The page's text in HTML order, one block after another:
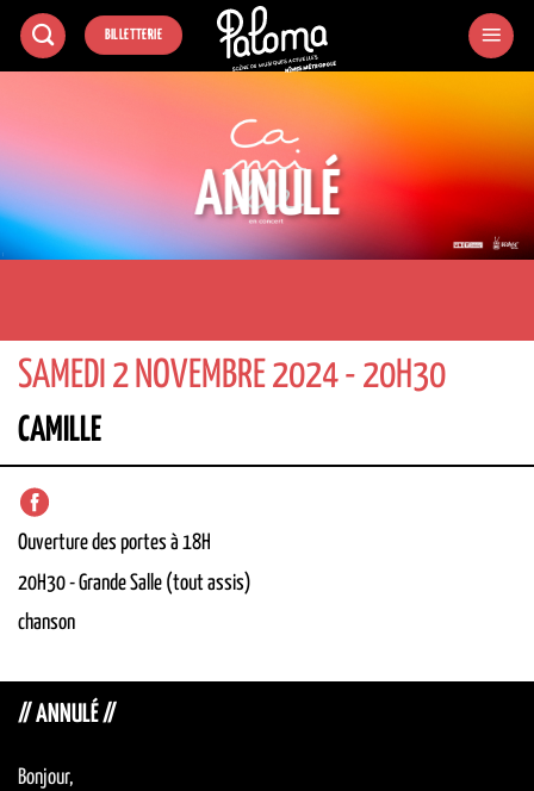
Passer
BILLETTERIE
ANNULÉ
SAMEDI 2 NOVEMBRE 2024 - 20H30
CAMILLE
Ouverture des portes à 18H
20H30-Grande Salle (tout assis)
chanson
// ANNULÉ //
Bonjour,